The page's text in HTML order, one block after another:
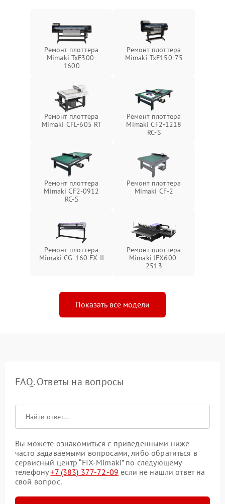
Ремонт плоттера
Mimaki TxF300-
1600
Ремонт плоттера
Mimaki TxF150-75
Ремонт плоттера
Mimaki CFL-605 RT
Ремонт плоттера
Mimaki CF2-1218
RC-S
Ремонт плоттера
Mimaki CF2-0912
RC-S
Ремонт плоттера
Mimaki CF-2
Ремонт плоттера
Mimaki CG-160 FX II
Ремонт плоттера
Mimaki JFX600-
2513
Показать все модели
FAQ. Ответы на вопросы
Вы можете ознакомиться с приведенными ниже
часто задаваемыми вопросами, либо обратиться в
сервисный центр “FIX-Mimaki” по следующему
телефону+7 (383) 377-72-09 если не нашли ответ на
свой вопрос.